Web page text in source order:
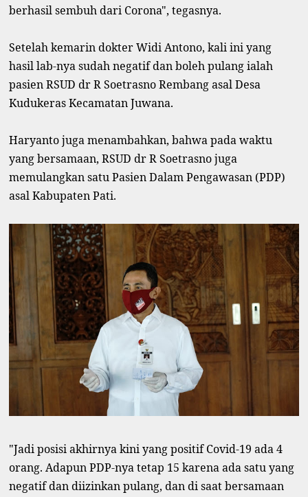
berhasil sembuh dari Corona", tegasnya.
Setelah kemarin dokter Widi Antono, kali ini yang
hasil lab-nya sudah negatif dan boleh pulang ialah
pasien RSUD dr R Soetrasno Rembang asal Desa
Kudukeras Kecamatan Juwana.
Haryanto juga menambahkan, bahwa pada waktu
yang bersamaan, RSUD dr R Soetrasno juga
memulangkan satu Pasien Dalam Pengawasan (PDP)
asal Kabupaten Pati.
"Jadi posisi akhirnya kini yang positif Covid-19 ada 4
orang. Adapun PDP-nya tetap 15 karena ada satu yang
negatif dan diizinkan pulang, dan di saat bersamaan